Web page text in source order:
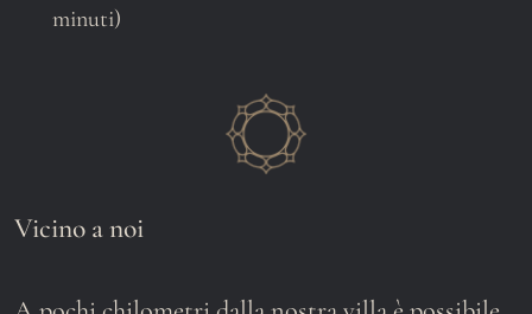
minuti)
Vicino a noi